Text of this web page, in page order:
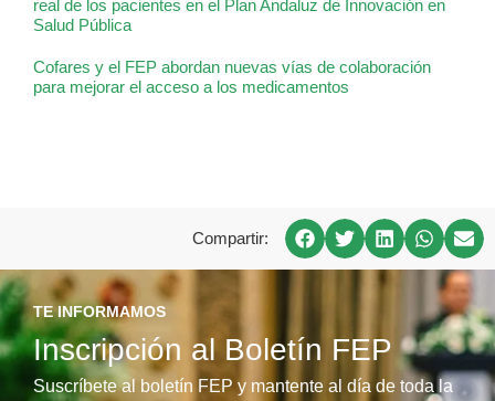
real de los pacientes en el Plan Andaluz de Innovación en
Salud Pública
Cofares y el FEP abordan nuevas vías de colaboración
para mejorar el acceso a los medicamentos
Compartir:
TE INFORMAMOS
Inscripción al Boletín FEP
Suscríbete al boletín FEP y mantente al día de toda la